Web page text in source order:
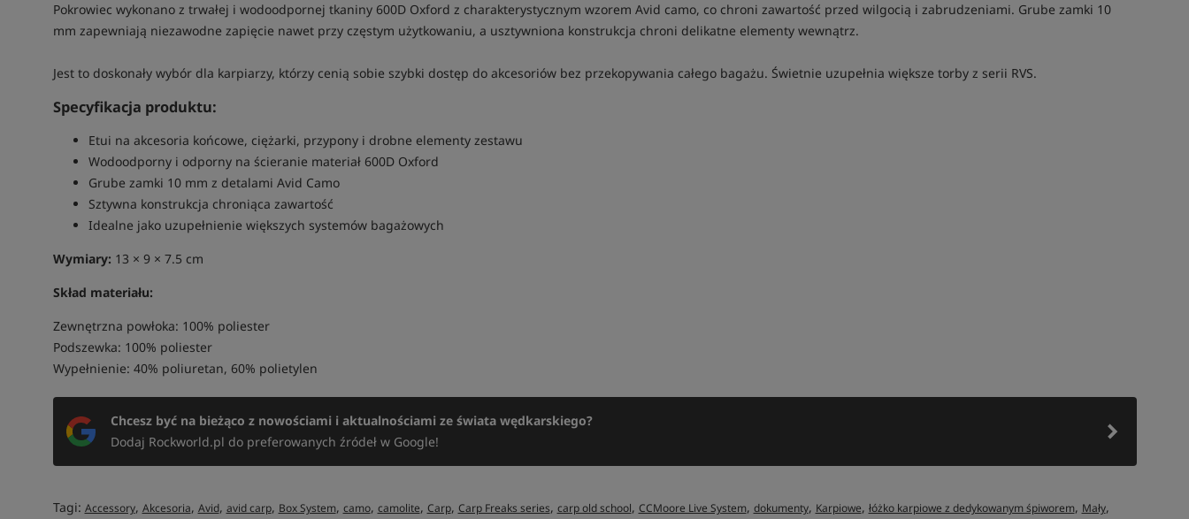
Pokrowiec wykonano z trwałej i wodoodpornej tkaniny 600D Oxford z charakterystycznym wzorem Avid camo, co chroni zawartość przed wilgocią i zabrudzeniami. Grube zamki 10
mm zapewniają niezawodne zapięcie nawet przy częstym użytkowaniu, a usztywniona konstrukcja chroni delikatne elementy wewnątrz.
Jest to doskonały wybór dla karpiarzy, którzy cenią sobie szybki dostęp do akcesoriów bez przekopywania całego bagażu. Świetnie uzupełnia większe torby z serii RVS.
Specyfikacja produktu:
Etui na akcesoria końcowe, ciężarki, przypony i drobne elementy zestawu
Wodoodporny i odporny na ścieranie materiał 600D Oxford
Grube zamki 10 mm z detalami Avid Camo
Sztywna konstrukcja chroniąca zawartość
Idealne jako uzupełnienie większych systemów bagażowych
Wymiary: 13 × 9 × 7.5 cm
Skład materiału:
Zewnętrzna powłoka: 100% poliester
Podszewka: 100% poliester
Wypełnienie: 40% poliuretan, 60% polietylen
Chcesz być na bieżąco z nowościami i aktualnościami ze świata wędkarskiego?
Dodaj Rockworld.pl do preferowanych źródeł w Google!
Tagi: Accessory, Akcesoria, Avid, avid carp, Box System, camo, camolite, Carp, Carp Freaks series, carp old school, CCMoore Live System, dokumenty, Karpiowe, łóżko karpiowe z dedykowanym śpiworem, Mały,